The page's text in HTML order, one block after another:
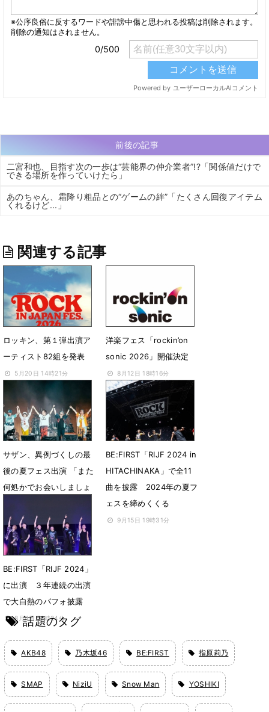
前後の記事
二宮和也、目指す次の一歩は“芸能界の仲介業者”!?「関係値だけで
できる場所を作っていけたら」
あのちゃん、霜降り粗品との“ゲームの絆”「たくさん回復アイテム
くれるけど...」
関連する記事
ロッキン、第１弾出演ア
ーティスト82組を発表
5月20日 14時21分
洋楽フェス「rockin’on
sonic 2026」開催決定
8月12日 18時16分
サザン、異例づくしの最
後の夏フェス出演 「また
何処かでお会いしましょ
9月24日 12時55分
BE:FIRST「RIJF 2024 in
HITACHINAKA」で全11
曲を披露 2024年の夏フ
ェスを締めくくる
9月15日 19時31分
BE:FIRST「RIJF 2024」
に出演 ３年連続の出演
で大白熱のパフォ披露
8月4日 21時24分
話題のタグ
AKB48 乃木坂46 BE:FIRST 指原莉乃
SMAP NiziU Snow Man YOSHIKI